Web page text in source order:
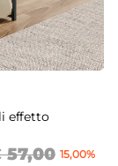
effetto
57,00 15,00%